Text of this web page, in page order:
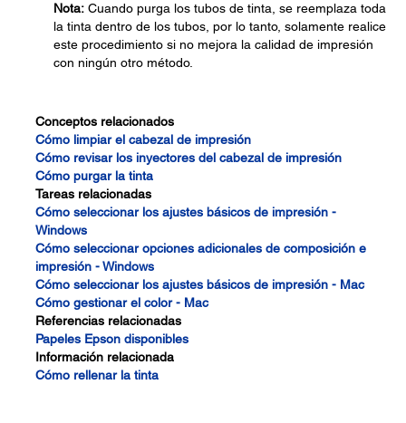
Nota: Cuando purga los tubos de tinta, se reemplaza toda
la tinta dentro de los tubos, por lo tanto, solamente realice
este procedimiento si no mejora la calidad de impresión
con ningún otro método.
Conceptos relacionados
Cómo limpiar el cabezal de impresión
Cómo revisar los inyectores del cabezal de impresión
Cómo purgar la tinta
Tareas relacionadas
Cómo seleccionar los ajustes básicos de impresión -
Windows
Cómo seleccionar opciones adicionales de composición e
impresión - Windows
Cómo seleccionar los ajustes básicos de impresión - Mac
Cómo gestionar el color - Mac
Referencias relacionadas
Papeles Epson disponibles
Información relacionada
Cómo rellenar la tinta